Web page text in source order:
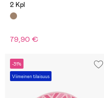
2 Kpl
79,90 €
-31%
Viimeinen tilaisuus